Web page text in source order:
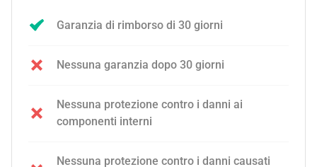
Garanzia di rimborso di 30 giorni
Nessuna garanzia dopo 30 giorni
Nessuna protezione contro i danni ai
componenti interni
Nessuna protezione contro i danni causati